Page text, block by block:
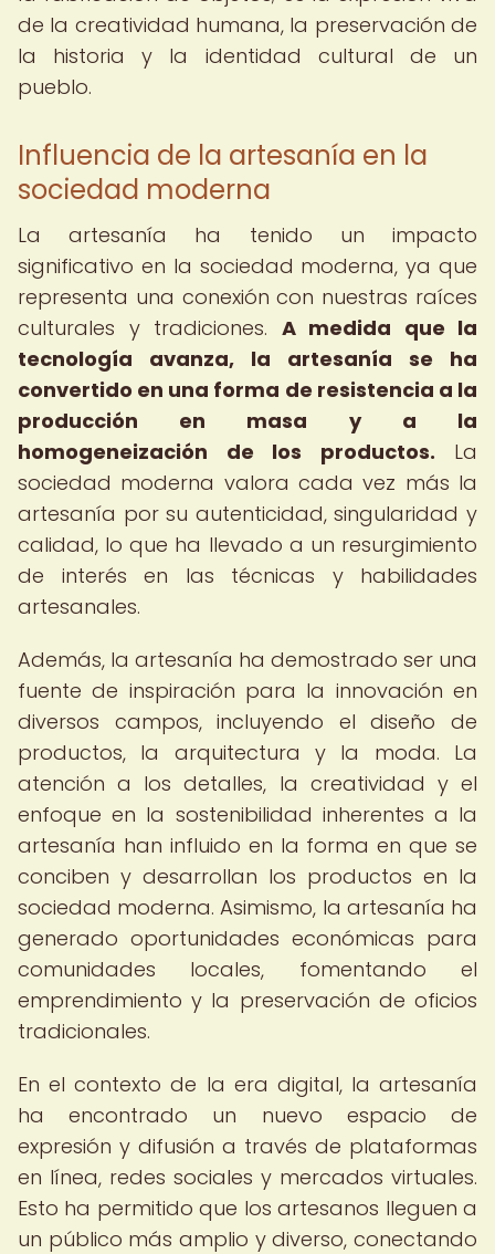
de la creatividad humana, la preservación de
la historia y la identidad cultural de un
pueblo.
Influencia de la artesanía en la
sociedad moderna
La artesanía ha tenido un impacto
significativo en la sociedad moderna, ya que
representa una conexión con nuestras raíces
culturales y tradiciones. A medida que la
tecnología avanza, la artesanía se ha
convertido en una forma de resistencia a la
producción en masa y a la
homogeneización de los productos. La
sociedad moderna valora cada vez más la
artesanía por su autenticidad, singularidad y
calidad, lo que ha llevado a un resurgimiento
de interés en las técnicas y habilidades
artesanales.
Además, la artesanía ha demostrado ser una
fuente de inspiración para la innovación en
diversos campos, incluyendo el diseño de
productos, la arquitectura y la moda. La
atención a los detalles, la creatividad y el
enfoque en la sostenibilidad inherentes a la
artesanía han influido en la forma en que se
conciben y desarrollan los productos en la
sociedad moderna. Asimismo, la artesanía ha
generado oportunidades económicas para
comunidades locales, fomentando el
emprendimiento y la preservación de oficios
tradicionales.
En el contexto de la era digital, la artesanía
ha encontrado un nuevo espacio de
expresión y difusión a través de plataformas
en línea, redes sociales y mercados virtuales.
Esto ha permitido que los artesanos lleguen a
un público más amplio y diverso, conectando